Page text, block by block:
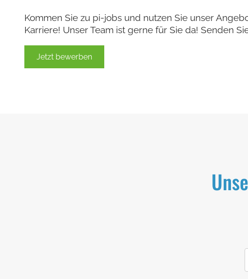
Kommen Sie zu pi-jobs und nutzen Sie unser
Karriere! Unser Team ist gerne für Sie da! Senden
Jetzt bewerben
A